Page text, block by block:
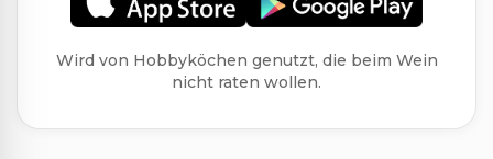
Wird von Hobbyköchen genutzt, die beim Wein
nicht raten wollen.